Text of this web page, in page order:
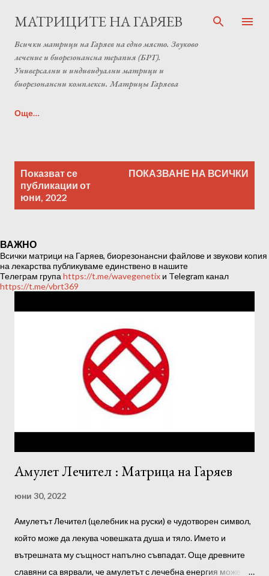
Пропускане към основното съдържание
МАТРИЦИТЕ НА ГАРЯЕВ
Всички матрици на Гаряев на едно място. Звуково
лечение и биорезонансна терапия (БРТ).
Универсални и индивидуални матрици и
биорезонансни комплекси. Матрицы Гаряева
Още…
Laboratory (Individual programs Garyaev matrix)
к
а
ц
и
Показват се
публикации от
юни, 2022
ПОКАЗВАНЕ НА ВСИЧКИ
ВАЖНО
Всички матрици на Гаряев, биорезонансни файлове и звукови копия
на лекарства публикуваме единствено в нашите
Телеграм група https://t.me/wavegenetix и Telegram канал
https://t.me/vbrt369
Амулет Лечител : Матрица на Гаряев
юни 30, 2022
Амулетът Лечител (целебник на руски) е чудотворен символ,
който може да лекува човешката душа и тяло. Името и
вътрешната му същност напълно съвпадат. Още древните
славяни са вярвали, че амулетът с лечебна енергия може да